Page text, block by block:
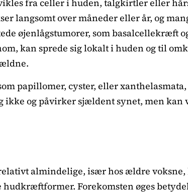
fra celler i huden, talgkirtler eller
langsomt over måneder eller år, og
øjenlågstumorer, som basalcellekræft
kan sprede sig lokalt i huden og til
papillomer, cyster, eller
ikke og påvirker sjældent synet, men kan
almindelige, især hos ældre
hudkræftformer. Forekomsten øges